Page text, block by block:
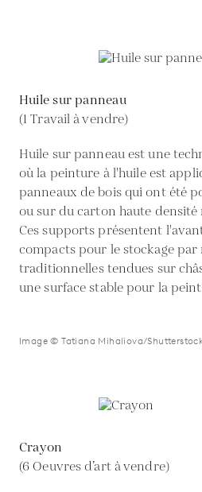
Huile sur panneau
(1 Travail à vendre)
Huile sur panneau est une
où la peinture à l'huile est
panneaux de bois qui ont été
ou sur du carton haute
Ces supports présentent
compacts pour le stockage
traditionnelles tendues sur
une surface stable pour la
Image © Tatiana Mihaliova/
Crayon
(6 Oeuvres d’art à vendre)